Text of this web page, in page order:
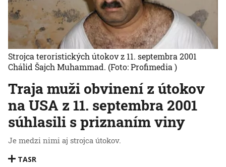
Traja muži obvinení z útokov
na USA z 11. septembra 2001
súhlasili s priznaním viny
Je medzi nimi aj strojca útokov.
TASR
Strojca teroristických útokov z 11. septembra 2001
Chálid Šajch Muhammad. (Foto: Profimedia )